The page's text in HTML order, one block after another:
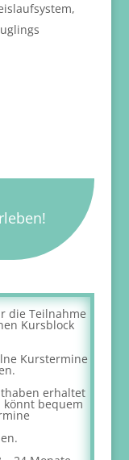
die Teilnahme
Kursblock
Kurstermine
erhaltet
bequem